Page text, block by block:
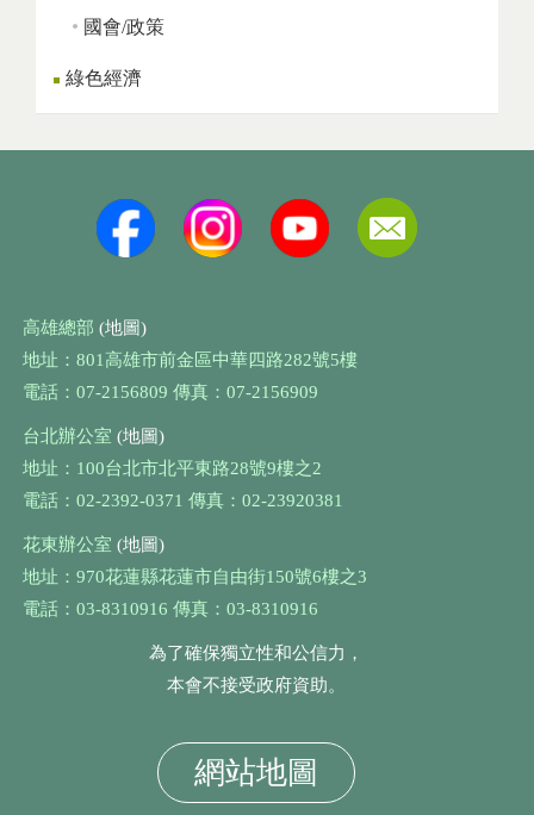
國會/政策
綠色經濟
高雄總部 (地圖)
地址：801高雄市前金區中華四路282號5樓
電話：07-2156809 傳真：07-2156909
台北辦公室 (地圖)
地址：100台北市北平東路28號9樓之2
電話：02-2392-0371 傳真：02-23920381
花東辦公室 (地圖)
地址：970花蓮縣花蓮市自由街150號6樓之3
電話：03-8310916 傳真：03-8310916
為了確保獨立性和公信力，
本會不接受政府資助。
網站地圖